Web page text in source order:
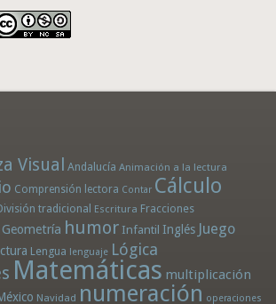
Visual Andalucía Animación a la lectura
Comprensión lectora Contar Cálculo
tradicional Escritura Fracciones
Geometría humor Infantil Inglés Juego
Lengua lenguaje Lógica
Matemáticas multiplicación
Navidad numeración operaciones